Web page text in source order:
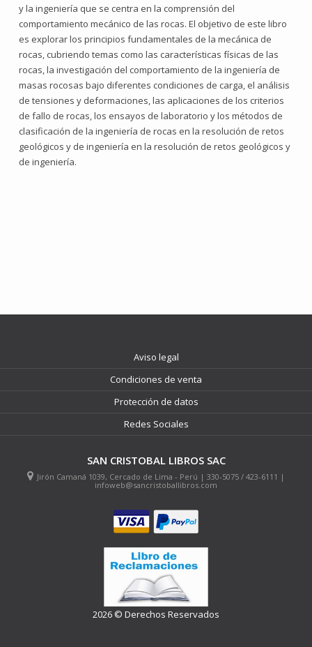
y la ingeniería que se centra en la comprensión del
comportamiento mecánico de las rocas. El objetivo de este libro
es explorar los principios fundamentales de la mecánica de
rocas, cubriendo temas como las características físicas de las
rocas, la investigación del comportamiento de la ingeniería de
masas rocosas bajo diferentes condiciones de carga, el análisis
de tensiones y deformaciones, las aplicaciones de los criterios
de fallo de rocas, los ensayos de laboratorio y los métodos de
clasificación de la ingeniería de rocas en la resolución de retos
geológicos y de ingeniería en la resolución de retos geológicos y
de ingeniería.
Aviso legal
Condiciones de venta
Protección de datos
Redes Sociales
SAN CRISTOBAL LIBROS SAC
Jirón Camaná 1039, Cercado de Lima - Perú | 330-5075 / 423-6111 |
infoweb@sancristoballibros.com
2026 © Derechos Reservados